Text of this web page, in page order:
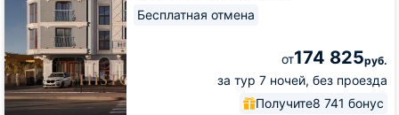
Бесплатная отмена
от174 825руб.
за тур 7 ночей, без проезда
Получите8 741 бонус